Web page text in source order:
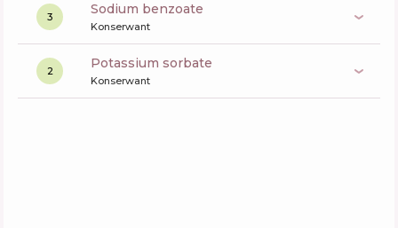
3 sodium benzoate
Konserwant
2 potassium sorbate
Konserwant